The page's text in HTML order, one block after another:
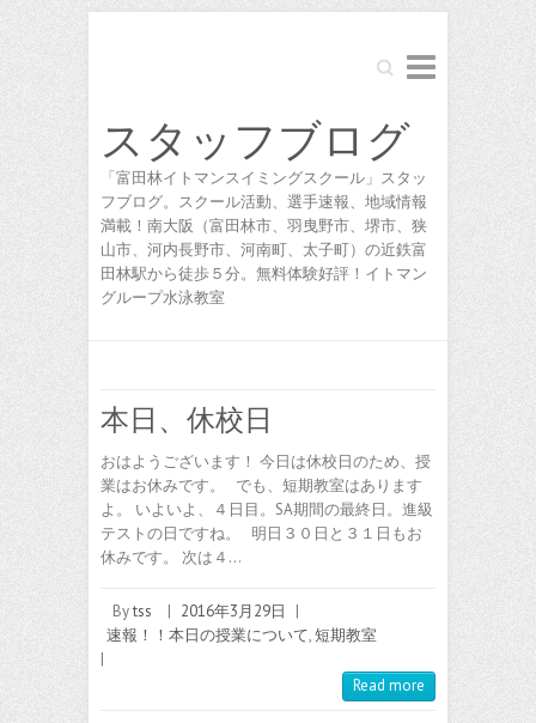
Search
スタッフブログ
「富田林イトマンスイミングスクール」スタッ
フブログ。スクール活動、選手速報、地域情報
満載！南大阪（富田林市、羽曳野市、堺市、狭
山市、河内長野市、河南町、太子町）の近鉄富
田林駅から徒歩５分。無料体験好評！イトマン
グループ水泳教室
本日、休校日
おはようございます！ 今日は休校日のため、授
業はお休みです。 でも、短期教室はあります
よ。 いよいよ、４日目。SA期間の最終日。進級
テストの日ですね。 明日３０日と３１日もお
休みです。 次は４…
Bytss | 2016年3月29日
|
速報！！本日の授業について,短期教室
|
Read more